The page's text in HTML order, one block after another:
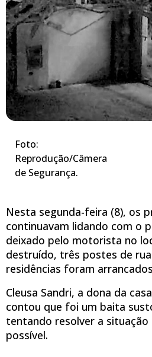
Foto:
Reprodução/Câmera
de Segurança.
Nesta segunda-feira (8), os
continuavam lidando com o
deixado pelo motorista no
destruído, três postes de
residências foram
Cleusa Sandri, a dona da
contou que foi um baita
tentando resolver a
possível.